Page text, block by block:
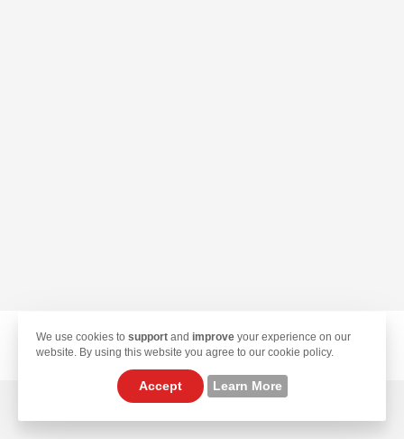
© 2026 TekLan VPN. All Rights Reserved.
We use cookies to support and improve your experience on our
website. By using this website you agree to our cookie policy.
Accept Learn More